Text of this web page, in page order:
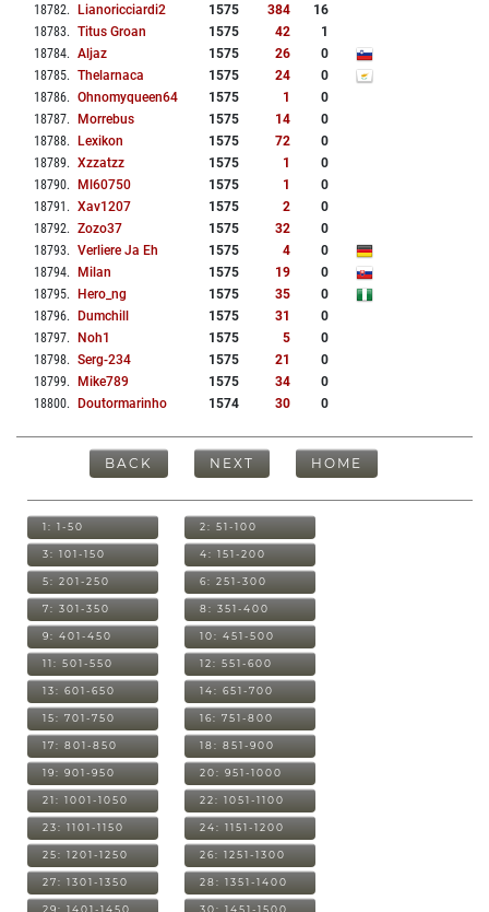
18782. Lianoricciardi2 1575 384
16
18783. Titus Groan 1575 42
1
18784. Aljaz 1575 26
0
18785. Thelarnaca 1575 24
0
18786. Ohnomyqueen64 1575 1
0
18787. Morrebus 1575 14
0
18788. Lexikon 1575 72
0
18789. Xzzatzz 1575 1
0
18790. Ml60750 1575 1
0
18791 . Xav1207 1575 2
0
18792. Zozo37 1575 32
0
18793. Verliere Ja Eh 1575 4
0
18794. Milan 1575 19
0
18795. Hero_ng 1575 35
0
18796. Dumchill 1575 31
0
18797. Noh1 1575 5
0
18798. Serg-234 1575 21
0
18799. Mike789 1575 34
0
18800. Doutormarinho 1574 30 0
BACK NEXT HOME
1: 1-50 2: 51-100
3: 101-150 4: 151-200
5: 201-250 6: 251-300
7: 301-350 8: 351-400
9: 401-450 10: 451-500
11: 501-550 12: 551-600
13: 601-650 14: 651-700
15: 701-750 16: 751-800
17: 801-850 18: 851-900
19: 901-950 20: 951-1000
21: 1001-1050 22: 1051-1100
23: 1101-1150 24: 1151-1200
25: 1201-1250 26: 1251-1300
27: 1301-1350 28: 1351-1400
29: 1401-1450 30: 1451-1500